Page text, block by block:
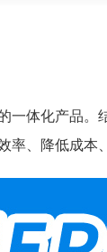
一体化产品
率、降低成本